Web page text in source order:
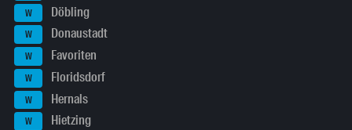
W Döbling
W Donaustadt
W Favoriten
W Floridsdorf
W Hernals
W Hietzing